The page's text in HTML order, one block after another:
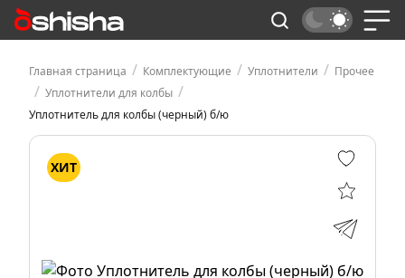
Главная страница / Комплектующие / Уплотнители / Прочее
/ Уплотнители для колбы /
Уплотнитель для колбы (черный) б/ю
ХИТ